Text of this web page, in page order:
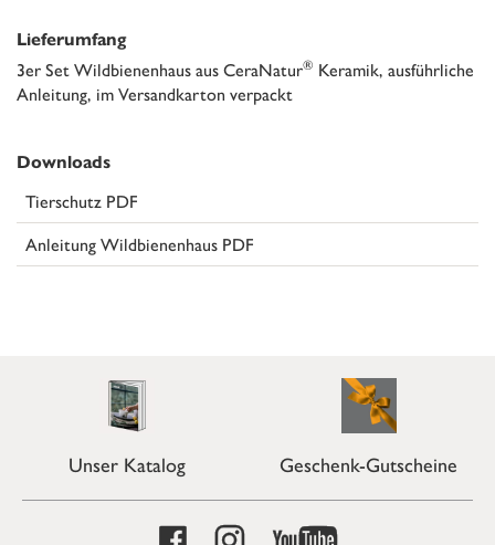
Lieferumfang
3er Set Wildbienenhaus aus CeraNatur® Keramik, ausführliche
Anleitung, im Versandkarton verpackt
Downloads
Tierschutz PDF
Anleitung Wildbienenhaus PDF
Unser Katalog Geschenk-Gutscheine